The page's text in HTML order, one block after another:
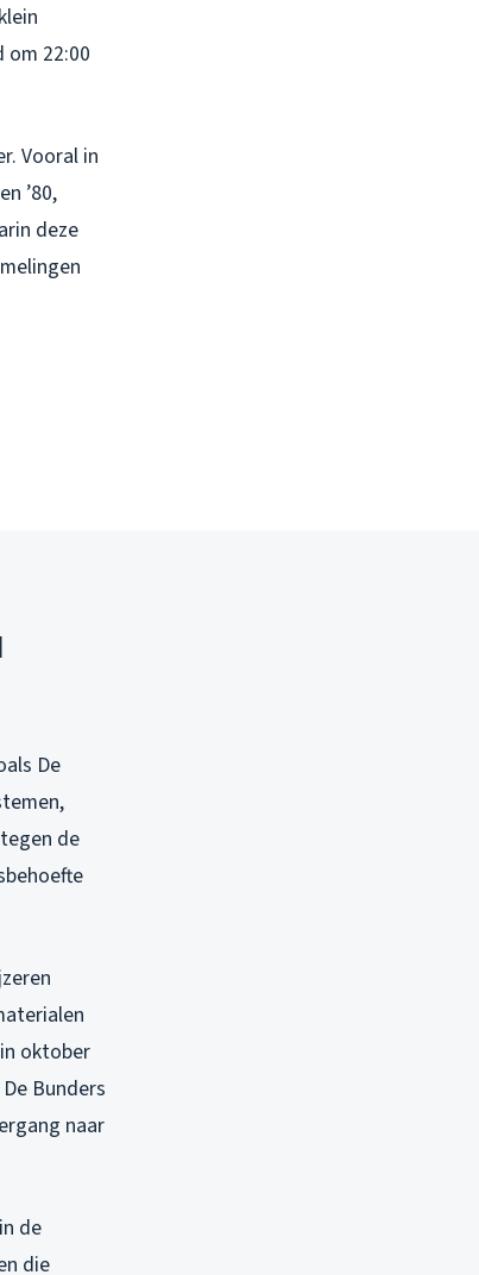
22:00
Vooral in
’80,
deze
De
de
oktober
Bunders
naar
de
die